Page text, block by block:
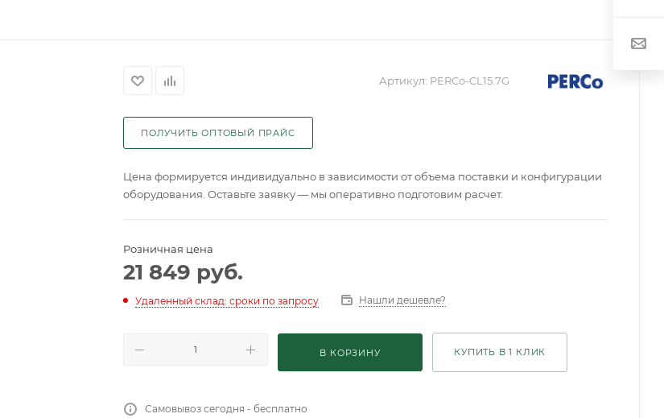
Артикул: PERCo-CL15.7G
ПОЛУЧИТЬ ОПТОВЫЙ ПРАЙС
Цена формируется индивидуально в зависимости от объема поставки и конфигурации
оборудования. Оставьте заявку — мы оперативно подготовим расчет.
Розничная цена
21 849 руб.
Удаленный склад: сроки по запросу Нашли дешевле?
В КОРЗИНУ КУПИТЬ В 1 КЛИК
Самовывоз сегодня - бесплатно